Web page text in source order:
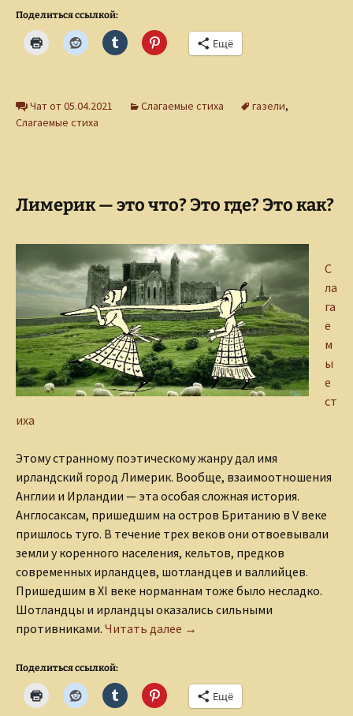
Поделиться ссылкой:
Ещё
Чат от 05.04.2021 Слагаемые стиха газели,
Слагаемые стиха
Лимерик — это что? Это где? Это как?
С
ла
га
е
м
ы
е
ст
иха
Этому странному поэтическому жанру дал имя
ирландский город Лимерик. Вообще, взаимоотношения
Англии и Ирландии — эта особая сложная история.
Англосаксам, пришедшим на остров Британию в V веке
пришлось туго. В течение трех веков они отвоевывали
земли у коренного населения, кельтов, предков
современных ирландцев, шотландцев и валлийцев.
Пришедшим в XI веке норманнам тоже было несладко.
Шотландцы и ирландцы оказались сильными
противниками. Читать далее Лимерик — это что? Это где?
→
Поделиться ссылкой:
Ещё